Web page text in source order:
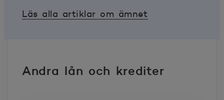
Läs alla artiklar om ämnet
Andra lån och krediter